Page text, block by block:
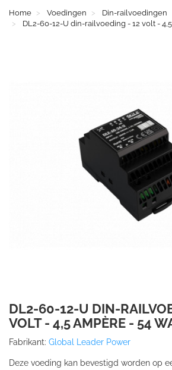
Home Voedingen
Din-railvoedingen
DL2-60-12-U din-railvoeding - 12 volt -
DL2-60-12-U DIN-
VOLT - 4,5 AMPÈRE - 54
Fabrikant: Global Leader Power
Deze voeding kan bevestigd worden op